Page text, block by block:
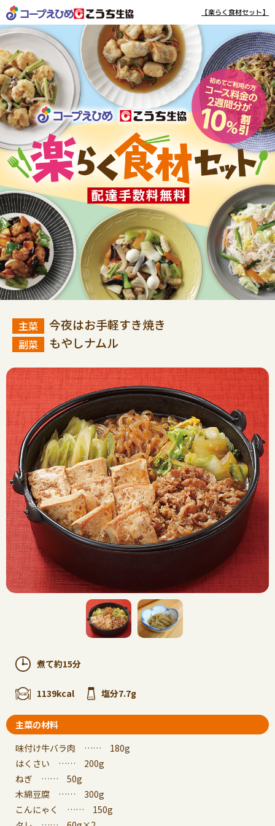
【楽らく食材セット】
今夜はお手軽すき焼き
もやしナムル
煮て約15分
1139kcal 塩分7.7g
主菜の材料
味付け牛バラ肉 …… 180g
はくさい …… 200g
ねぎ …… 50g
木綿豆腐 …… 300g
こんにゃく …… 150g